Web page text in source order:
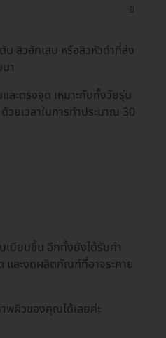
น สิวอักเสบ หรือสิวหัวดำที่ส่ง
า
ะตรงจุด เหมาะกับทั้งวัยรุ่น
ยเวลาในการทำประมาณ 30
เนียนขึ้น อีกทั้งยังได้รับคำ
และงดผลิตภัณฑ์ที่อาจระคาย
พผิวของคุณได้เลยค่ะ